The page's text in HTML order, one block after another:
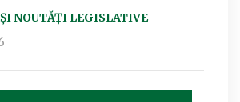
NOUTĂȚI LEGISLATIVE